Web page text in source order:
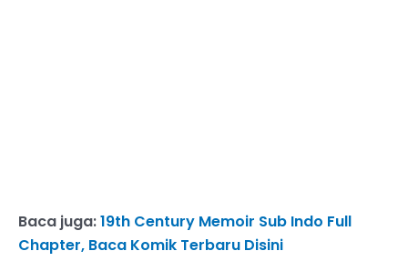
Baca juga:19th Century Memoir Sub Indo Full
Chapter, Baca Komik Terbaru Disini